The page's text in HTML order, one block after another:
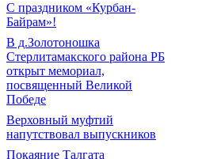
С праздником «Курбан-
Байрам»!
В д.Золотоношка
Стерлитамакского района РБ
открыт мемориал,
посвященный Великой
Победе
Верховный муфтий
напутствовал выпускников
Покаяние Талгата